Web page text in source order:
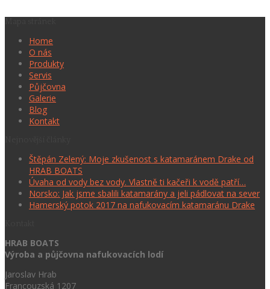
Home
O nás
Produkty
Servis
Půjčovna
Galerie
Blog
Kontakt
Štěpán Zelený: Moje zkušenost s katamaránem Drake od
HRAB BOATS
Úvaha od vody bez vody. Vlastně ti kačeři k vodě patří…
Norsko: Jak jsme sbalili katamarány a jeli pádlovat na sever
Hamerský potok 2017 na nafukovacím katamaránu Drake
HRAB BOATS
Výroba a půjčovna nafukovacích lodí
Jaroslav Hrab
Francouzská 1207